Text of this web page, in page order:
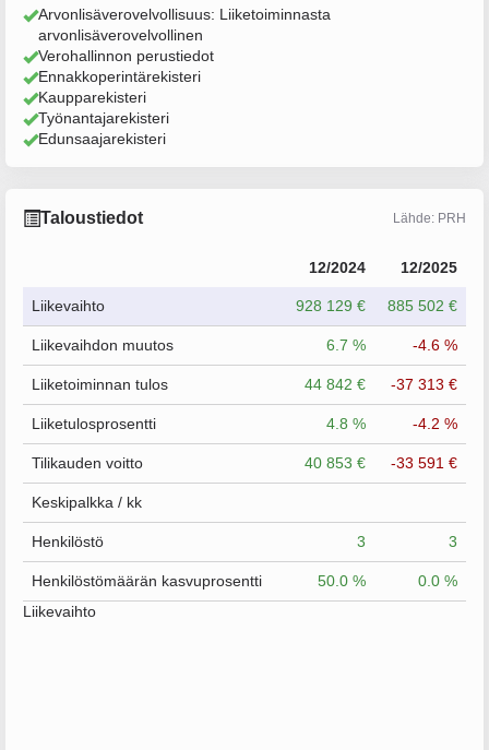
Arvonlisäverovelvollisuus: Liiketoiminnasta
arvonlisäverovelvollinen
Verohallinnon perustiedot
Ennakkoperintärekisteri
Kaupparekisteri
Työnantajarekisteri
Edunsaajarekisteri
Taloustiedot Lähde: PRH
12/2024 12/2025
Liikevaihto 928 129 € 885 502 €
Liikevaihdon muutos 6.7 % -4.6 %
Liiketoiminnan tulos 44 842 € -37 313 €
Liiketulosprosentti 4.8 % -4.2 %
Tilikauden voitto 40 853 € -33 591 €
Keskipalkka / kk
Henkilöstö 3 3
Henkilöstömäärän kasvuprosentti 50.0 %
0.0 %
Liikevaihto